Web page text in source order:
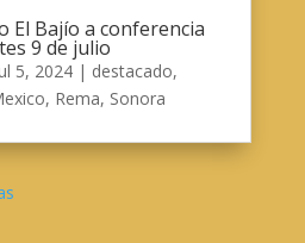
El Bajío a conferencia
9 de julio
5, 2024| destacado,
, Rema, Sonora